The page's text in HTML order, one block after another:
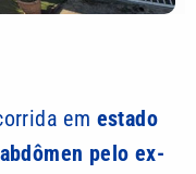
em estado
pelo ex-